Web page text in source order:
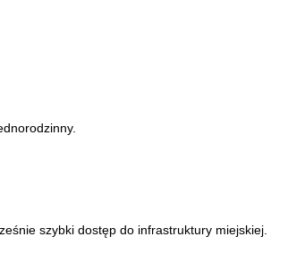
szybki dostęp do infrastruktury miejskiej.